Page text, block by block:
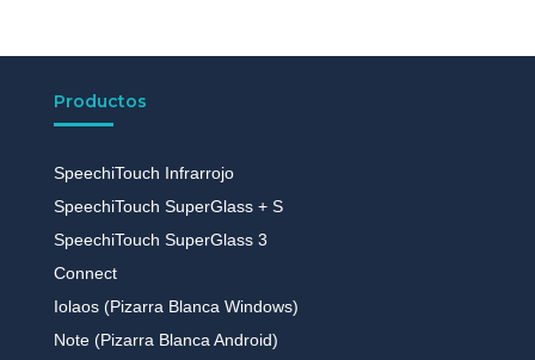
Productos
SpeechiTouch Infrarrojo
SpeechiTouch SuperGlass + S
SpeechiTouch SuperGlass 3
Connect
Iolaos (Pizarra Blanca Windows)
Note (Pizarra Blanca Android)